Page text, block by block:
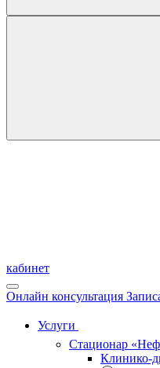
кабинет
Онлайн консультация
Услуги
Стационар
Клинико-